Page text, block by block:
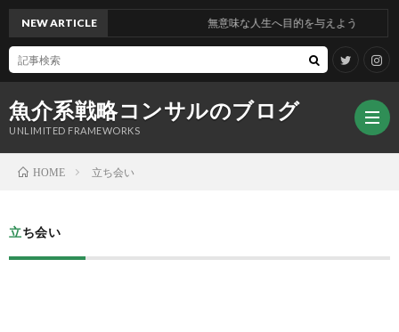
魚介系戦略コンサルのブログ
UNLIMITED FRAMEWORKS
ロ
NEW ARTICLE 無意味な人生へ目的を与えよう
HOME 立ち会い
立ち会い